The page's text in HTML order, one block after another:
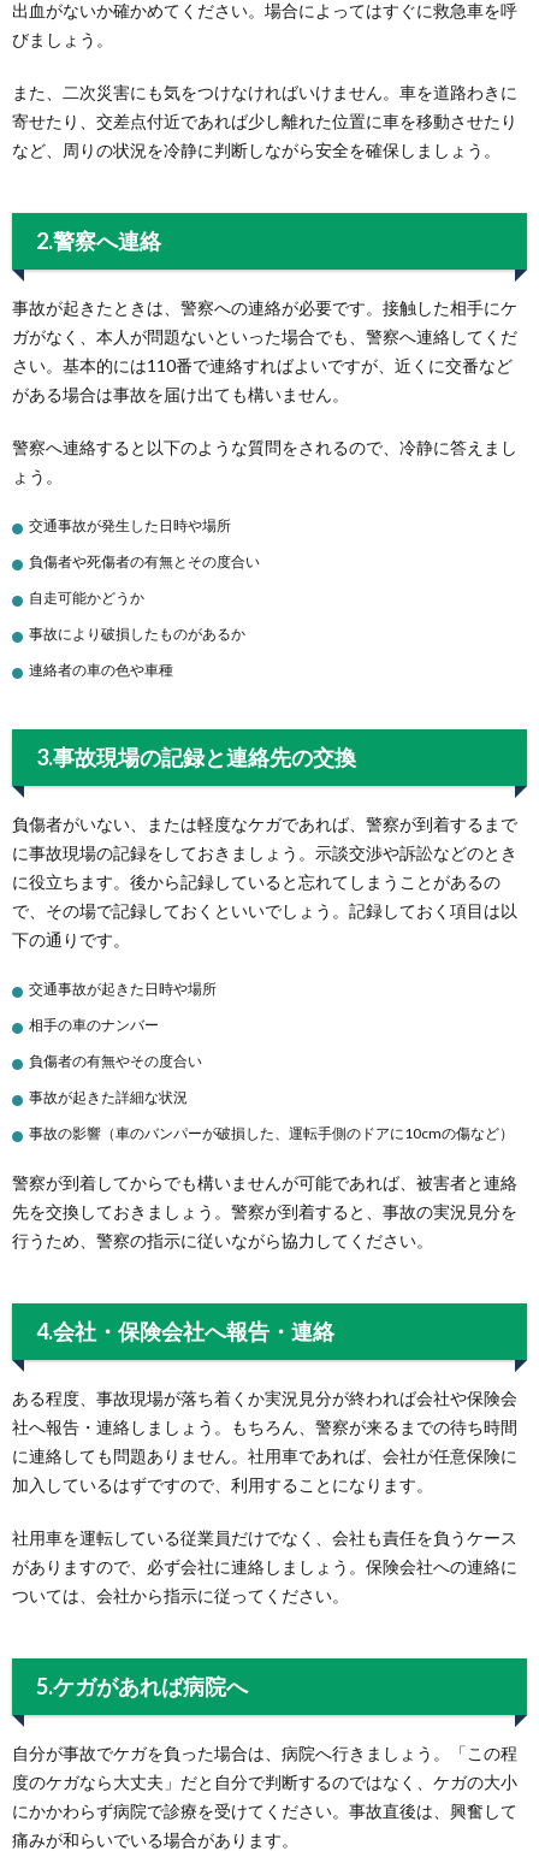
出血がないか確かめてください。場合によってはすぐに救急車を呼
びましょう。
また、二次災害にも気をつけなければいけません。車を道路わきに
寄せたり、交差点付近であれば少し離れた位置に車を移動させたり
など、周りの状況を冷静に判断しながら安全を確保しましょう。
2.警察へ連絡
事故が起きたときは、警察への連絡が必要です。接触した相手にケ
ガがなく、本人が問題ないといった場合でも、警察へ連絡してくだ
さい。基本的には110番で連絡すればよいですが、近くに交番など
がある場合は事故を届け出ても構いません。
警察へ連絡すると以下のような質問をされるので、冷静に答えまし
ょう。
交通事故が発生した日時や場所
負傷者や死傷者の有無とその度合い
自走可能かどうか
事故により破損したものがあるか
連絡者の車の色や車種
3.事故現場の記録と連絡先の交換
負傷者がいない、または軽度なケガであれば、警察が到着するまで
に事故現場の記録をしておきましょう。示談交渉や訴訟などのとき
に役立ちます。後から記録していると忘れてしまうことがあるの
で、その場で記録しておくといいでしょう。記録しておく項目は以
下の通りです。
交通事故が起きた日時や場所
相手の車のナンバー
負傷者の有無やその度合い
事故が起きた詳細な状況
事故の影響（車のバンパーが破損した、運転手側のドアに10cmの傷など）
警察が到着してからでも構いませんが可能であれば、被害者と連絡
先を交換しておきましょう。警察が到着すると、事故の実況見分を
行うため、警察の指示に従いながら協力してください。
4.会社・保険会社へ報告・連絡
ある程度、事故現場が落ち着くか実況見分が終われば会社や保険会
社へ報告・連絡しましょう。もちろん、警察が来るまでの待ち時間
に連絡しても問題ありません。社用車であれば、会社が任意保険に
加入しているはずですので、利用することになります。
社用車を運転している従業員だけでなく、会社も責任を負うケース
がありますので、必ず会社に連絡しましょう。保険会社への連絡に
ついては、会社から指示に従ってください。
5.ケガがあれば病院へ
自分が事故でケガを負った場合は、病院へ行きましょう。「この程
度のケガなら大丈夫」だと自分で判断するのではなく、ケガの大小
にかかわらず病院で診療を受けてください。事故直後は、興奮して
痛みが和らいでいる場合があります。